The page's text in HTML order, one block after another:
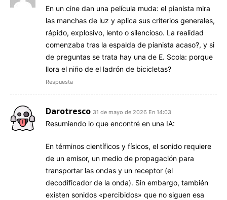
En un cine dan una película muda: el pianista mira
las manchas de luz y aplica sus criterios generales,
rápido, explosivo, lento o silencioso. La realidad
comenzaba tras la espalda de pianista acaso?, y si
de preguntas se trata hay una de E. Scola: porque
llora el niño de el ladrón de bicicletas?
Respuesta
Darotresco 31 de mayo de 2026 En 14:03
Resumiendo lo que encontré en una IA:
En términos científicos y físicos, el sonido requiere
de un emisor, un medio de propagación para
transportar las ondas y un receptor (el
decodificador de la onda). Sin embargo, también
existen sonidos «percibidos» que no siguen esa